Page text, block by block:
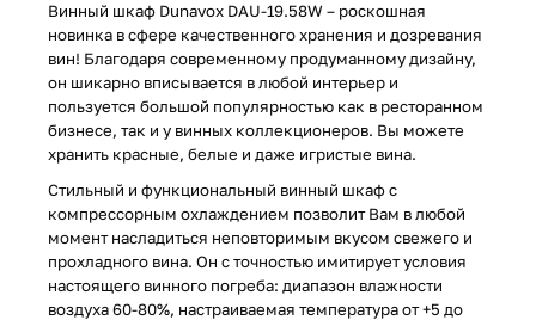
Винный шкаф Dunavox DAU-19.58W – роскошная
новинка в сфере качественного хранения и дозревания
вин! Благодаря современному продуманному дизайну,
он шикарно вписывается в любой интерьер и
пользуется большой популярностью как в ресторанном
бизнесе, так и у винных коллекционеров. Вы можете
хранить красные, белые и даже игристые вина.
Стильный и функциональный винный шкаф с
компрессорным охлаждением позволит Вам в любой
момент насладиться неповторимым вкусом свежего и
прохладного вина. Он с точностью имитирует условия
настоящего винного погреба: диапазон влажности
воздуха 60-80%, настраиваемая температура от +5 до